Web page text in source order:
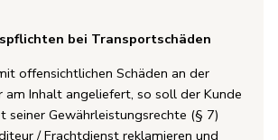
bei Transportschäden
offensichtlichen Schäden an der
am Inhalt angeliefert, so soll der Kunde
seiner Gewährleistungsrechte (§ 7)
/ Frachtdienst reklamieren und